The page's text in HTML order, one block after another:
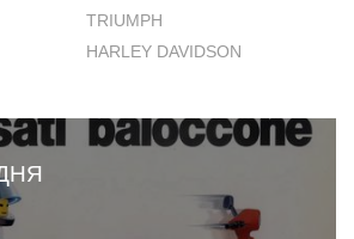
TRIUMPH
HARLEY DAVIDSON